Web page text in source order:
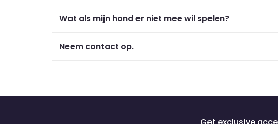
Wat als mijn hond er niet mee wil spelen?
Neem contact op.